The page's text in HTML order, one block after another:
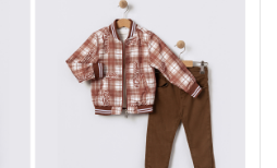
İletişim
Destek &